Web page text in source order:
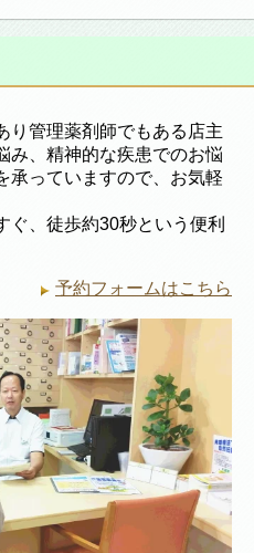
り管理薬剤師でもある店主
み、精神的な疾患でのお悩
承っていますので、お気軽
ぐ、徒歩約30秒という便利
予約フォームはこちら